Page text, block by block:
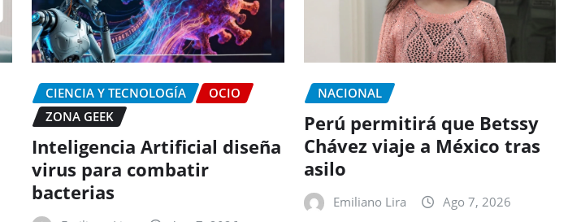
CIENCIA Y TECNOLOGÍA
OCIO
ZONA GEEK
Inteligencia Artificial diseña
virus para combatir
bacterias
NACIONAL
Perú permitirá que Betssy
Chávez viaje a México tras
asilo
Emiliano Lira Ago 7, 2026